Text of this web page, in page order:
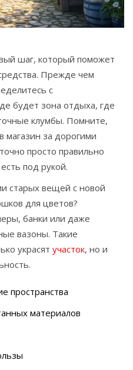
шаг, который поможет
Прежде чем
с
будет зона отдыха, где
клумбы. Помните,
магазин за дорогими
просто правильно
под рукой.
старых вещей с новой
для цветов?
банки или даже
вазоны. Такие
украсят участок, но и
пространства
материалов